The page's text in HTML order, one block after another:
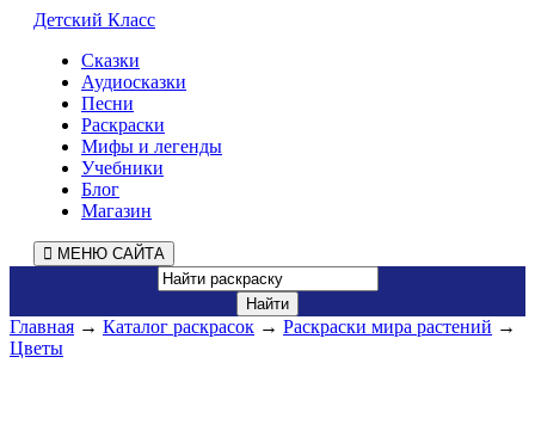
Детский Класс
Сказки
Аудиосказки
Песни
Раскраски
Мифы и легенды
Учебники
Блог
Магазин
МЕНЮ САЙТА
Главная → Каталог раскрасок → Раскраски мира растений →
Цветы